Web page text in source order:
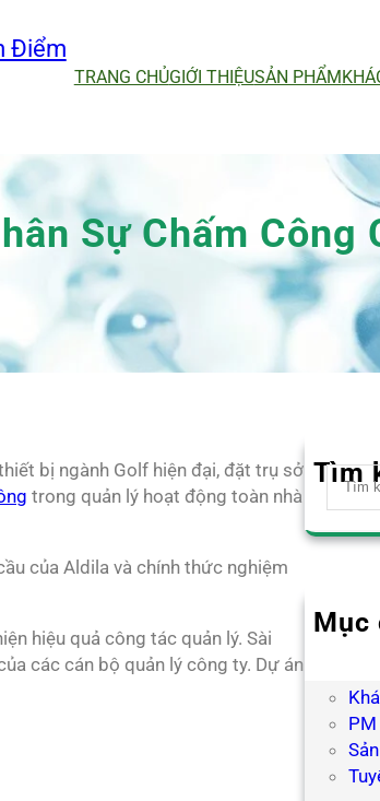
Điểm
TRANG CHỦGIỚI THIỆUSẢN PHẨM
Sự Chấm Công
bị ngành Golf hiện đại, đặt trụ sở
trong quản lý hoạt động toàn nhà
của Aldila và chính thức nghiệm
hiệu quả công tác quản lý. Sài
các cán bộ quản lý công ty. Dự án
Tìm
S
a
h
Mục
PM